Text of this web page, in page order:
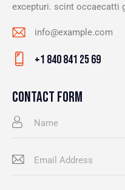
excepturi. scint occaecatti
E-
m
:
info@example.com
on
+1 840 841 25 69
CONTACT FORM